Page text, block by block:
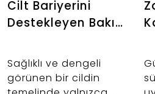
Cilt Bariyerini
Destekleyen Bakım
Sağlıklı ve dengeli
görünen bir cildin